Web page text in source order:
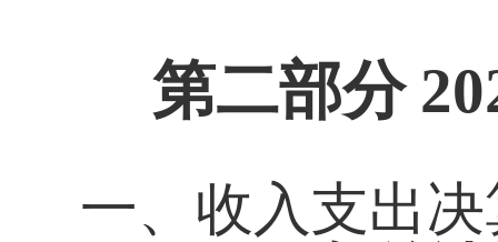
第二部分
一、收入支出